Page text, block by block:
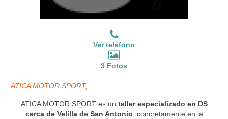
Ver teléfono
3 Fotos
ATICA MOTOR SPORT,
ATICA MOTOR SPORT es un taller especializado en DS
cerca de Velilla de San Antonio , concretamente en la